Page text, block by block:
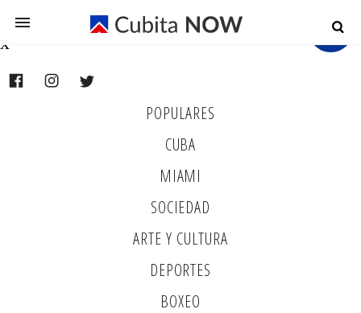
x
POPULARES
CUBA
MIAMI
SOCIEDAD
ARTE Y CULTURA
DEPORTES
BOXEO
x